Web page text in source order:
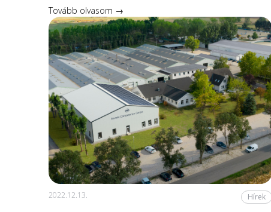
Tovább olvasom →
2022.12.13. Hírek